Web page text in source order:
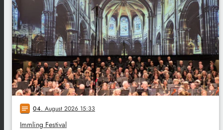
notes 04. August 2026 15:33
Immling Festival